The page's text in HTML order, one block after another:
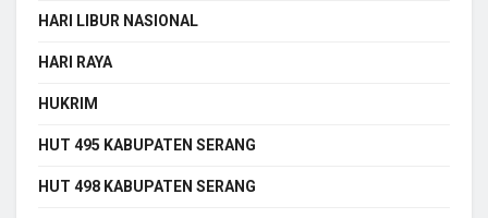
HARI LIBUR NASIONAL
HARI RAYA
HUKRIM
HUT 495 KABUPATEN SERANG
HUT 498 KABUPATEN SERANG